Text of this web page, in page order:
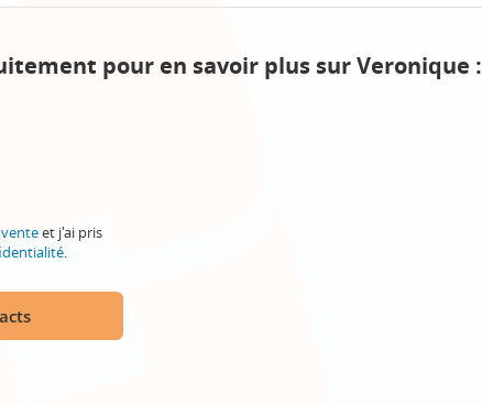
pour en savoir plus sur Veronique :
et j'ai pris
.